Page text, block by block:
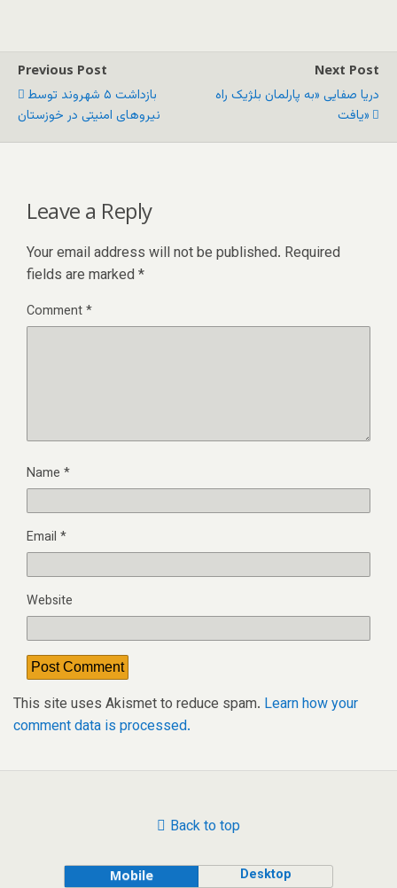
Previous Post
بازداشت ۵ شهروند توسط
نیروهای امنیتی در خوزستان
Next Post
دریا صفایی «به پارلمان بلژیک راه
یافت»
Leave a Reply
Your email address will not be published. Required
fields are marked *
Comment*
Name *
Email *
Website
This site uses Akismet to reduce spam. Learn how your
comment data is processed.
Back to top
Mobile Desktop